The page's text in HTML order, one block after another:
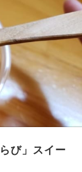
び」スイー